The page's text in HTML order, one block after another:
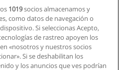
Químicos para la
1019socios almacenamos y
como datos de navegación o
Si seleccionas Acepto,
de rastreo apoyen los
«nosotros y nuestros socios
Si se deshabilitan los
y los anuncios que ves podrían